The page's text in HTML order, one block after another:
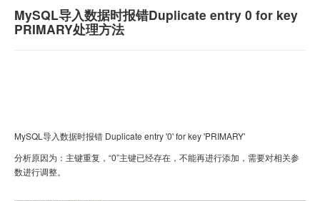
大模型服务
主机托管
SSL证书
云主机
MySQL导入数据时报错Duplicate entry 0 for key
PRIMARY处理方法
MySQL导入数据时报错 Duplicate entry '0' for key 'PRIMARY'
分析原因为：主键重复，“0”主键已经存在，不能再进行添加，需要对相关参
数进行调整。